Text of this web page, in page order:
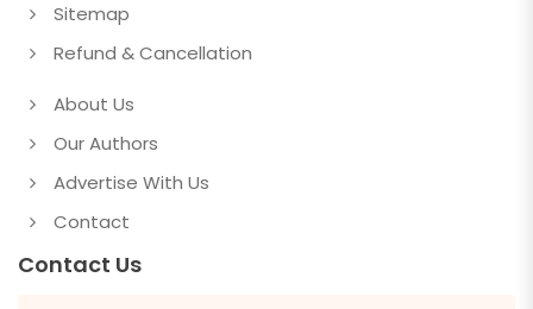
Sitemap
Refund & Cancellation
About Us
Our Authors
Advertise With Us
Contact
Contact Us